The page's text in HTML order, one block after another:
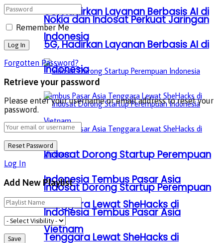
5G, Hadirkan Layanan Berbasis AI di
Indonesia
Indosat Dorong Startup Perempuan
Indonesia Tembus Pasar Asia
Tenggara Lewat SheHacks di
Vietnam
Nokia dan Indosat Perkuat Jaringan
5G, Hadirkan Layanan Berbasis AI di
Indonesia
Indosat Dorong Startup Perempuan
Indonesia Tembus Pasar Asia
Tenggara Lewat SheHacks di
Remember Me
Forgotten Password?
Retrieve your password
Please enter your username or email address to reset your
password.
Log In
Add New Playlist